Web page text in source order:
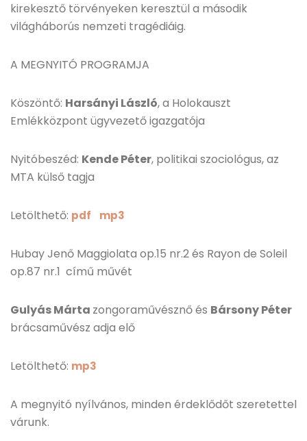
kirekesztő törvényeken keresztül a második
világháborús nemzeti tragédiáig.
A MEGNYITÓ PROGRAMJA
Köszöntő: Harsányi László, a Holokauszt
Emlékközpont ügyvezető igazgatója
Nyitóbeszéd: Kende Péter, politikai szociológus, az
MTA külső tagja
Letölthető: pdf mp3
Hubay Jenő Maggiolata op.15 nr.2 és Rayon de Soleil
op.87 nr.1 című művét
Gulyás Márta zongoraművésznő és Bársony Péter
brácsaművész adja elő
Letölthető: mp3
A megnyitó nyílvános, minden érdeklődőt szeretettel
várunk.